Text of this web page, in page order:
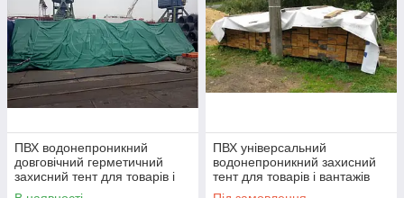
ПВХ водонепроникний
довговічний герметичний
захисний тент для товарів і
вантажів логістики та складів
ПВХ універсальний
водонепроникний захисний
тент для товарів і вантажів
логістики та складів сіна